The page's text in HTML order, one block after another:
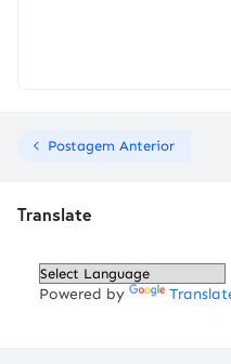
Postagem Anterior
Translate
Powered by